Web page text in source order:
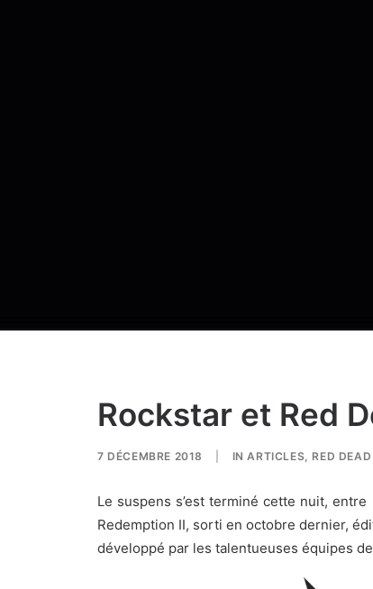
Rockstar et Red
7 DÉCEMBRE 2018 INARTICLES, RED
Le suspens s’est terminé cette nuit,
Redemption II, sorti en octobre dernier,
développé par les talentueuses équipes